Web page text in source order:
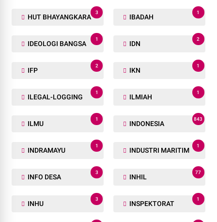
HUT BHAYANGKARA
3
IBADAH
1
IDEOLOGI BANGSA
1
IDN
2
IFP
2
IKN
1
ILEGAL-LOGGING
1
ILMIAH
1
ILMU
1
INDONESIA
843
INDRAMAYU
1
INDUSTRI MARITIM
1
INFO DESA
3
INHIL
77
INHU
3
INSPEKTORAT
1